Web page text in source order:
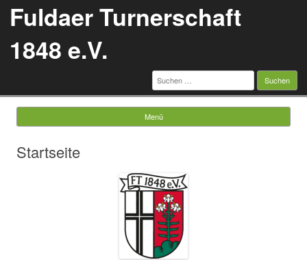
Fuldaer Turnerschaft
1848 e.V.
Suchen
nach:
Menü
Startseite